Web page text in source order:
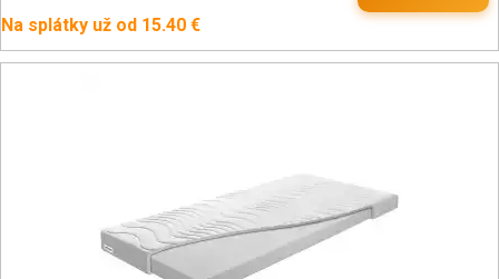
Na splátky už od 15.40 €